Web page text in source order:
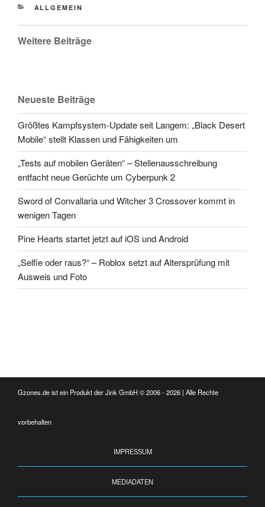
CATEGORIES
ALLGEMEIN
Weitere Beiträge
Neueste Beiträge
Größtes Kampfsystem-Update seit Langem: „Black Desert
Mobile“ stellt Klassen und Fähigkeiten um
„Tests auf mobilen Geräten“ – Stellenausschreibung
entfacht neue Gerüchte um Cyberpunk 2
Sword of Convallaria und Witcher 3 Crossover kommt in
wenigen Tagen
Pine Hearts startet jetzt auf iOS und Android
„Selfie oder raus?“ – Roblox setzt auf Altersprüfung mit
Ausweis und Foto
Gzones.de ist ein Produkt der Jink GmbH © 2006 - 2026 | Alle Rechte
vorbehalten
IMPRESSUM
MEDIADATEN